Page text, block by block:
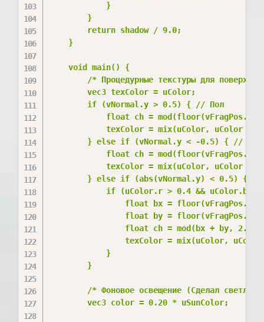
            }
        }
        return shadow / 9.0;
    }
    void main() {
/* Процедурные текстуры для
        vec3 texColor = uColor;
        if (vNormal.y > 0.5) { // Пол
float ch = mod(floor(vFragPos.x
texColor = mix(uColor, uColor *
} else if (vNormal.y < -0.5) { //
float ch = mod(floor(vFragPos.x
texColor = mix(uColor, uColor *
} else if (abs(vNormal.y) < 0.5) { //
if (uColor.r > 0.4 && uColor.b <
float bx = floor(vFragPos.x
float by = floor(vFragPos.y *
                float ch = mod(bx + by, 2.0);
texColor = mix(uColor,
            }
        }
/* Фоновое освещение (Сделал
        vec3 color = 0.20 * uSunColor;